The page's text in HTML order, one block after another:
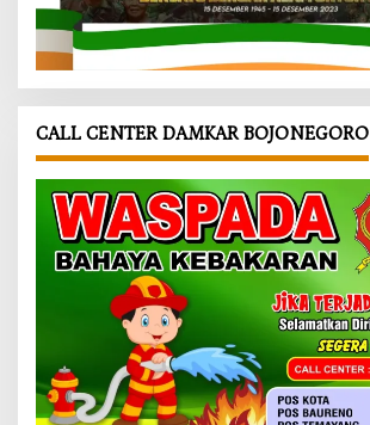
CALL CENTER DAMKAR BOJONEGORO